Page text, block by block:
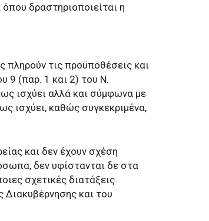
δραστηριοποιείται η
πληρούν τις προϋποθέσεις και
9 (παρ. 1 και 2) του Ν.
ισχύει αλλά και σύμφωνα με
ισχύει, καθώς συγκεκριμένα,
και δεν έχουν σχέση
δεν υφίστανται δε στα
σχετικές διατάξεις
Διακυβέρνησης και του